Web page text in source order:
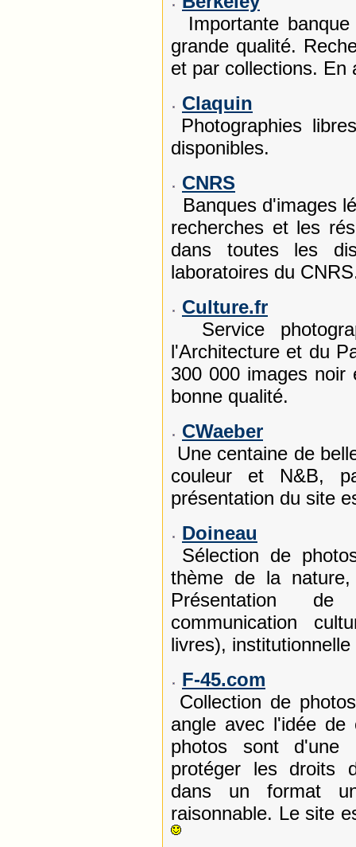
Importante
grande qualité.
et par collections. En
Claquin
Photographies
disponibles.
CNRS
Banques d'images
recherches et les
dans toutes les
laboratoires du
Culture.fr
Service
l'Architecture et du
300 000 images noir
bonne qualité.
CWaeber
Une centaine de
couleur et N&B,
présentation du site
Doineau
Sélection de
thème de la
Présentation
communication
livres),
F-45.com
Collection de
angle avec l'idée de
photos sont d'une
protéger les droits
dans un format
raisonnable. Le site